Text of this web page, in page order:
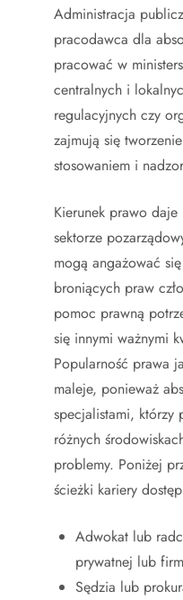
Administracja
pracodawca dla
pracować w
centralnych i
regulacyjnych czy
zajmują się
stosowaniem i
Kierunek prawo
sektorze
mogą angażować
broniących praw
pomoc prawną
się innymi ważnymi
Popularność prawa
maleje, ponieważ
specjalistami, którzy
różnych
problemy. Poniżej
ścieżki kariery
Adwokat lub
prywatnej lub
Sędzia lub